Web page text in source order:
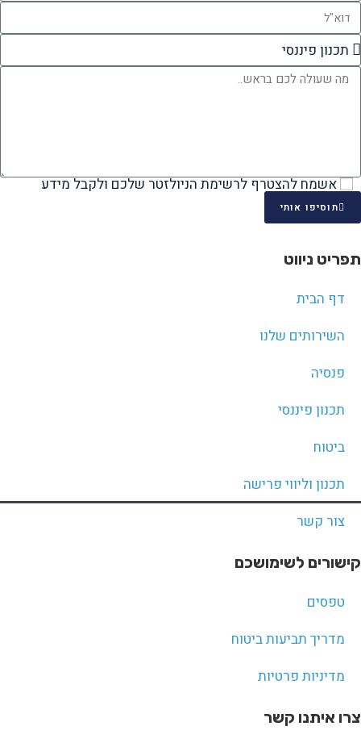
אשמח להצטרף לרשימת הניולזטר שלכם ולקבל מידע
תוסיפו אותי
תפריט ניווט
דף הבית
השירותים שלנו
פנסיה
תכנון פיננסי
ביטוח
תכנון וליווי פרישה
צור קשר
קישורים לשימושכם
טפסים
מדריך תביעות ביטוח
מדיניות פרטיות
צרו איתנו קשר